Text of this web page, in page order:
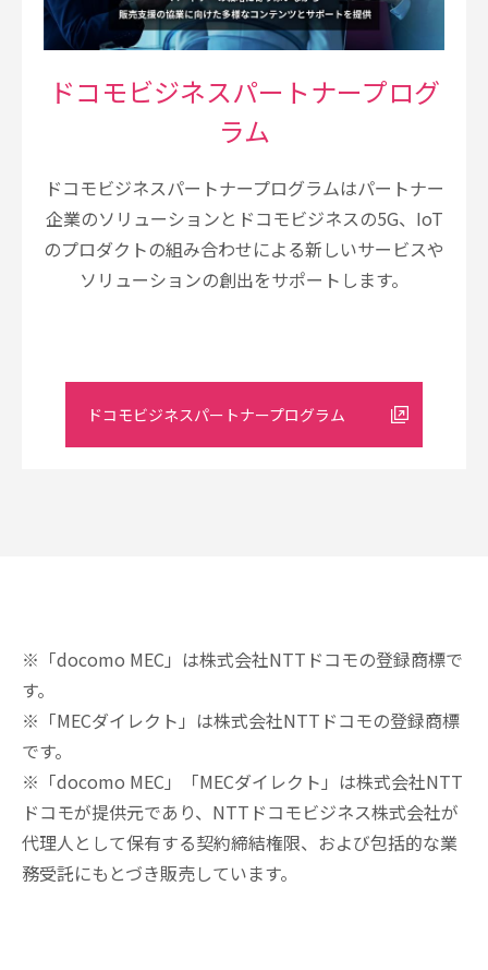
ドコモビジネスパートナープログ
ラム
ドコモビジネスパートナープログラムはパートナー
企業のソリューションとドコモビジネスの5G、IoT
のプロダクトの組み合わせによる新しいサービスや
ソリューションの創出をサポートします。
ドコモビジネスパートナープログラム
※「docomo MEC」は株式会社NTTドコモの登録商標で
す。
※「MECダイレクト」は株式会社NTTドコモの登録商標
です。
※「docomo MEC」「MECダイレクト」は株式会社NTT
ドコモが提供元であり、NTTドコモビジネス株式会社が
代理人として保有する契約締結権限、および包括的な業
務受託にもとづき販売しています。